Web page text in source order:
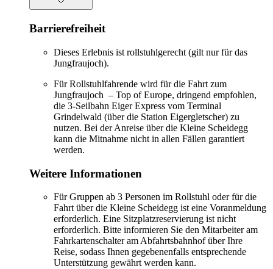
Barrierefreiheit
Dieses Erlebnis ist rollstuhlgerecht (gilt nur für das
Jungfraujoch).
Für Rollstuhlfahrende wird für die Fahrt zum
Jungfraujoch – Top of Europe, dringend empfohlen,
die 3-Seilbahn Eiger Express vom Terminal
Grindelwald (über die Station Eigergletscher) zu
nutzen. Bei der Anreise über die Kleine Scheidegg
kann die Mitnahme nicht in allen Fällen garantiert
werden.
Weitere Informationen
Für Gruppen ab 3 Personen im Rollstuhl oder für die
Fahrt über die Kleine Scheidegg ist eine Voranmeldung
erforderlich. Eine Sitzplatzreservierung ist nicht
erforderlich. Bitte informieren Sie den Mitarbeiter am
Fahrkartenschalter am Abfahrtsbahnhof über Ihre
Reise, sodass Ihnen gegebenenfalls entsprechende
Unterstützung gewährt werden kann.